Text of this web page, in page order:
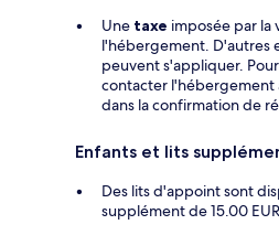
Une taxe imposée par la
l'hébergement. D'autres
peuvent s'appliquer.
contacter l'hébergement
dans la confirmation de
Enfants et lits
Des lits d'appoint sont
supplément de 15.00